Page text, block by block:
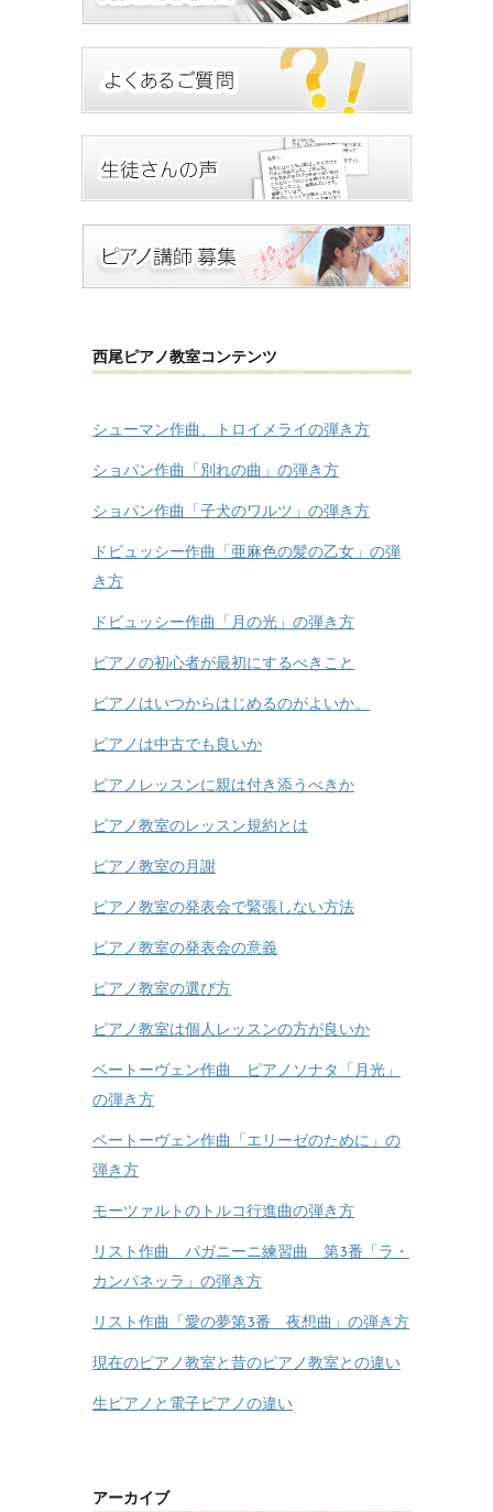
西尾ピアノ教室コンテンツ
シューマン作曲、トロイメライの弾き方
ショパン作曲「別れの曲」の弾き方
ショパン作曲「子犬のワルツ」の弾き方
ドビュッシー作曲「亜麻色の髪の乙女」の弾
き方
ドビュッシー作曲「月の光」の弾き方
ピアノの初心者が最初にするべきこと
ピアノはいつからはじめるのがよいか。
ピアノは中古でも良いか
ピアノレッスンに親は付き添うべきか
ピアノ教室のレッスン規約とは
ピアノ教室の月謝
ピアノ教室の発表会で緊張しない方法
ピアノ教室の発表会の意義
ピアノ教室の選び方
ピアノ教室は個人レッスンの方が良いか
ベートーヴェン作曲 ピアノソナタ「月光」
の弾き方
ベートーヴェン作曲「エリーゼのために」の
弾き方
モーツァルトのトルコ行進曲の弾き方
リスト作曲 パガニーニ練習曲 第3番「ラ・
カンパネッラ」の弾き方
リスト作曲「愛の夢第3番 夜想曲」の弾き方
現在のピアノ教室と昔のピアノ教室との違い
生ピアノと電子ピアノの違い
アーカイブ